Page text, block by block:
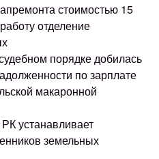
стоимостью 15
отделение
порядке добилась
по зарплате
макаронной
устанавливает
земельных